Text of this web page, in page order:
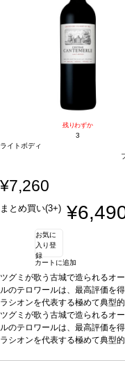
残りわずか
3
ライトボディ
¥7,260
まとめ買い(3+)
お気に
入り登
録
カートに追加
ツグミが歌う古城で造られるオ
ルのテロワールは、最高評価を
ラシオンを代表する極めて典型
クワインを証明する、凝縮した
コを含み、ほのかなオークが少
ス、胡椒、フルーティーな風味
ツグミが歌う古城で造られるオ
ルのテロワールは、最高評価を
ラシオンを代表する極めて典型